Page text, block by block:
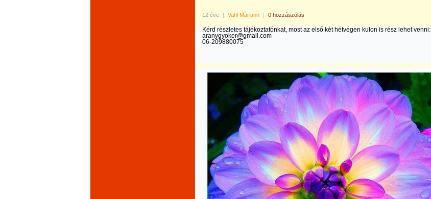
12 éve | Vahl Mariann | 0 hozzászólás
Kérd részletes tájékoztatónkat, most az első két hétvégen kulon is rész lehet venni:
aranygyoker@gmail.com
06-209880075